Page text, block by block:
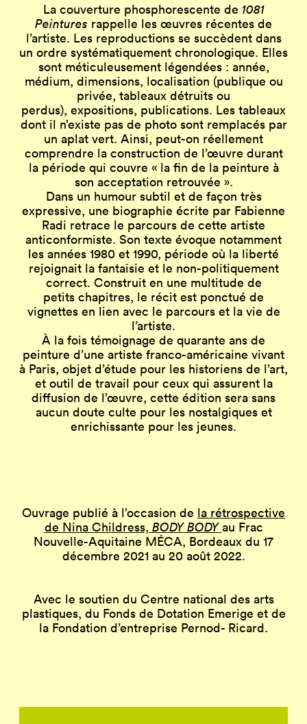
La couverture phosphorescente de 1081
Peintures rappelle les œuvres récentes de
l’artiste. Les reproductions se succèdent dans
un ordre systématiquement chronologique. Elles
sont méticuleusement légendées : année,
médium, dimensions, localisation (publique ou
privée, tableaux détruits ou
perdus), expositions, publications. Les tableaux
dont il n’existe pas de photo sont remplacés par
un aplat vert. Ainsi, peut-on réellement
comprendre la construction de l’œuvre durant
la période qui couvre « la fin de la peinture à
son acceptation retrouvée ».
Dans un humour subtil et de façon très
expressive, une biographie écrite par Fabienne
Radi retrace le parcours de cette artiste
anticonformiste. Son texte évoque notamment
les années 1980 et 1990, période où la liberté
rejoignait la fantaisie et le non-politiquement
correct. Construit en une multitude de
petits chapitres, le récit est ponctué de
vignettes en lien avec le parcours et la vie de
l’artiste.
À la fois témoignage de quarante ans de
peinture d’une artiste franco-américaine vivant
à Paris, objet d’étude pour les historiens de l’art,
et outil de travail pour ceux qui assurent la
diffusion de l’œuvre, cette édition sera sans
aucun doute culte pour les nostalgiques et
enrichissante pour les jeunes.
Ouvrage publié à l’occasion de la rétrospective
de Nina Childress, BODY BODY au Frac
Nouvelle-Aquitaine MÉCA, Bordeaux du 17
décembre 2021 au 20 août 2022.
Avec le soutien du Centre national des arts
plastiques, du Fonds de Dotation Emerige et de
la Fondation d’entreprise Pernod- Ricard.